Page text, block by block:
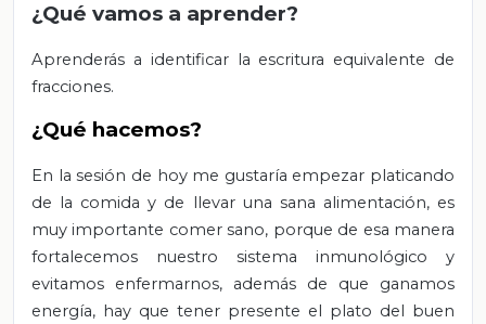
¿Qué vamos a aprender?
Aprenderás a identificar la escritura equivalente de
fracciones.
¿Qué hacemos?
En la sesión de hoy me gustaría empezar platicando
de la comida y de llevar una sana alimentación, es
muy importante comer sano, porque de esa manera
fortalecemos nuestro sistema inmunológico y
evitamos enfermarnos, además de que ganamos
energía, hay que tener presente el plato del buen